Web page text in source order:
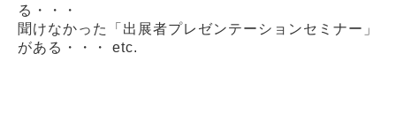
る・・・
聞けなかった「出展者プレゼンテーションセミナー」
がある・・・ etc.